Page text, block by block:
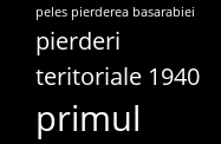
peles pierderea basarabiei
pierderi
teritoriale 1940
primul